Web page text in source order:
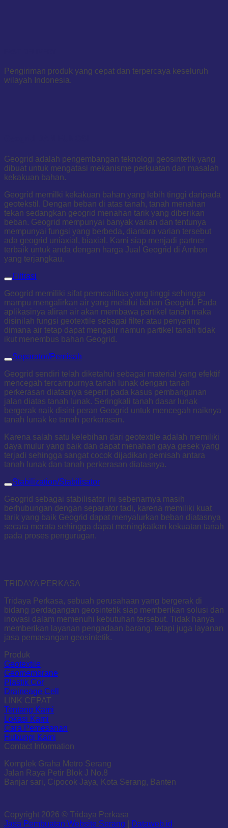
Pengiriman produk yang cepat dan terpercaya keseluruh
wilayah Indonesia.
Geogrid adalah pengembangan teknologi geosintetik yang
dibuat untuk mengatasi mekanisme perkuatan dan masalah
kekakuan bahan.
Geogrid memilki kekakuan bahan yang lebih tinggi daripada
geotekstil. Dengan beban di atas tanah, tanah menahan
tekan sedangkan geogrid menahan tarik yang diberikan
beban. Geogrid mempunyai banyak varian dan tentunya
mempunyai fungsi yang berbeda, diantara varian tersebut
ada geogrid uniaxial, biaxial. Kami siap menjadi partner
terbaik untuk anda dengan harga Jual Geogrid di Ambon
yang terjangkau.
Filtrasi
Geogrid memiliki sifat permeailitas yang tinggi sehingga
mampu mengalirkan air yang melalui bahan Geogrid. Pada
aplikasinya aliran air akan membawa partikel tanah maka
disinilah fungsi geotextile sebagai filter atau penyaring
dimana air tetap dapat mengalir namun partikel tanah tidak
ikut menembus bahan Geogrid.
Separator/Pemisah
Geogrid sendiri telah diketahui sebagai material yang efektif
mencegah tercampurnya tanah lunak dengan tanah
perkerasan diatasnya seperti pada kasus pembangunan
jalan diatas tanah lunak. Seringkali tanah dasar lunak
bergerak naik disini peran Geogrid untuk mencegah naiknya
tanah lunak ke tanah perkerasan.
Karena salah satu kelebihan dari geotextile adalah memiliki
daya mulur yang baik dan dapat menahan gaya gesek yang
terjadi sehingga sangat cocok dijadikan pemisah antara
tanah lunak dan tanah perkerasan diatasnya.
Stabilization/Stabilisator
Geogrid sebagai stabilisator ini sebenarnya masih
berhubungan dengan separator tadi, karena memiliki kuat
tarik yang baik Geogrid dapat menyalurkan beban diatasnya
secara merata sehingga dapat meningkatkan kekuatan tanah
pada proses pengurugan.
TRIDAYA PERKASA
Tridaya Perkasa, sebuah perusahaan yang bergerak di
bidang perdagangan geosintetik siap memberikan solusi dan
inovasi dalam memenuhi kebutuhan tersebut. Tidak hanya
memberikan layanan pengadaan barang, tetapi juga layanan
jasa pemasangan geosintetik.
Produk
Geotextile
Geomembrane
Plastik Cor
Draineage Cell
LINK CEPAT
Tentang Kami
Lokasi Kami
Cara Pemesanan
Hubungi Kami
Contact Information
Komplek Graha Metro Serang
Jalan Raya Petir Blok J No.8
Banjar sari, Cipocok Jaya, Kota Serang, Banten
Copyright 2026 © Tridaya Perkasa
Jasa Pembuatan Website Serang
Dataweb.id